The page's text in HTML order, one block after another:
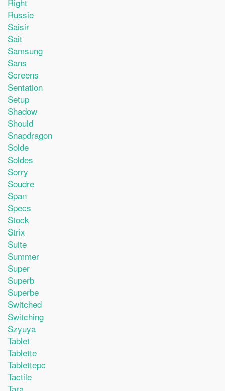
Russie
Saisir
Sait
Samsung
Sans
Screens
Sentation
Setup
Shadow
Should
Snapdragon
Solde
Soldes
Sorry
Soudre
Span
Specs
Stock
Strix
Suite
Summer
Super
Superb
Superbe
Switched
Switching
Szyuya
Tablet
Tablette
Tablettepc
Tactile